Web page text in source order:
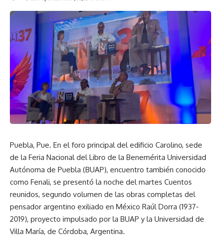
Puebla, Pue. En el foro principal del edificio Carolino, sede
de la Feria Nacional del Libro de la Benemérita Universidad
Autónoma de Puebla (BUAP), encuentro también conocido
como Fenali, se presentó la noche del martes Cuentos
reunidos, segundo volumen de las obras completas del
pensador argentino exiliado en México Raúl Dorra (1937-
2019), proyecto impulsado por la BUAP y la Universidad de
Villa María, de Córdoba, Argentina.